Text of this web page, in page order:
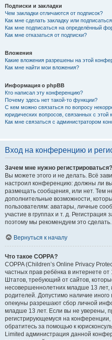
Подписки и закладки
Чем закладки отличаются от подписок?
Как мне сделать закладку или
Как мне подписаться на определённый
Как мне отказаться от подписки?
Вложения
Какие вложения разрешены на этой
Как мне найти мои вложения?
Информация о phpBB
Кто написал эту конференцию?
Почему здесь нет такой-то функции?
С кем можно связаться по вопросу
юридических вопросов, связанных с этой
Как мне связаться с администратором
Вход на конференцию и
Зачем мне нужно регистрироваться?
Вы можете этого и не делать. Всё
настроил конференцию: должны ли вы
размещать сообщения, или нет. Тем
дополнительные возможности,
пользователям: аватары, личные
участие в группах и т. д. Регистрация
поэтому мы рекомендуем это сделать.
Вернуться к началу
Что такое COPPA?
COPPA (Children’s Online Privacy
частных прав ребёнка в интернете
Штатов, требующий от сайтов,
несовершеннолетних младше 13 лет,
родителей. Допустимо наличие иного
опекуны разрешают сбор личной
младше 13 лет. Если вы не уверены,
регистрирующемуся на
обратитесь за помощью к
Limited администрация данной